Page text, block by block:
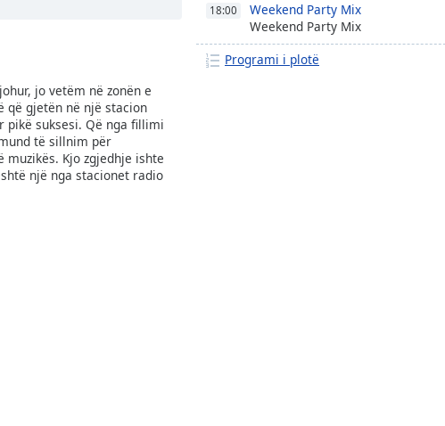
jo vetëm në zonën e
që gjetën në një stacion
pikë suksesi. Që nga fillimi
të sillnim për
Kjo zgjedhje ishte
një nga stacionet radio
18:00
Weekend Party Mix
Weekend Party Mix
Programi i plotë